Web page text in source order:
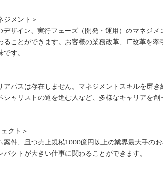
ジメント＞
デザイン、実行フェーズ（開発・運用）のマネジメ
ることができます。お客様の業務改革、IT改革を牽
す。
アパスは存在しません。マネジメントスキルを磨き
シャリストの道を進む人など、多様なキャリアを創
クト＞
案件、且つ売上規模1000億円以上の業界最大手の
クトが大きい仕事に関わることができます。